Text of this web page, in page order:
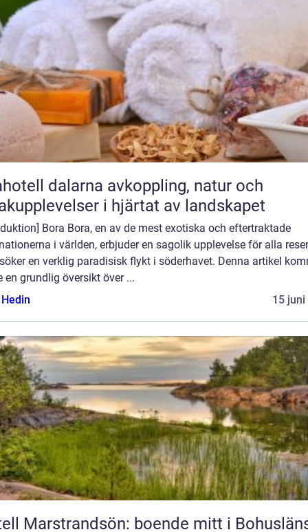
dalarna avkoppling, natur och
i hjärtat av landskapet
Bora Bora, en av de mest exotiska och eftertraktade
i världen, erbjuder en sagolik upplevelse för alla
en verklig paradisisk flykt i söderhavet. Denna artikel
en grundlig översikt över ...
15 juni
Marstrandsön: boende mitt i